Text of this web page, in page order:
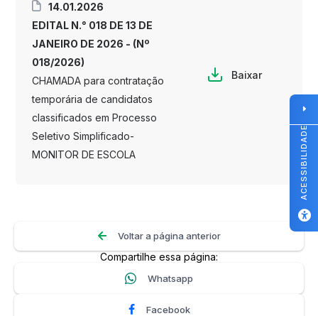
14.01.2026
EDITAL N.° 018 DE 13 DE
JANEIRO DE 2026 - (Nº
018/2026)
CHAMADA para contratação
temporária de candidatos
classificados em Processo
Seletivo Simplificado-
MONITOR DE ESCOLA
Baixar
Voltar a página anterior
Compartilhe essa página:
Whatsapp
Facebook
ACESSIBILIDADE